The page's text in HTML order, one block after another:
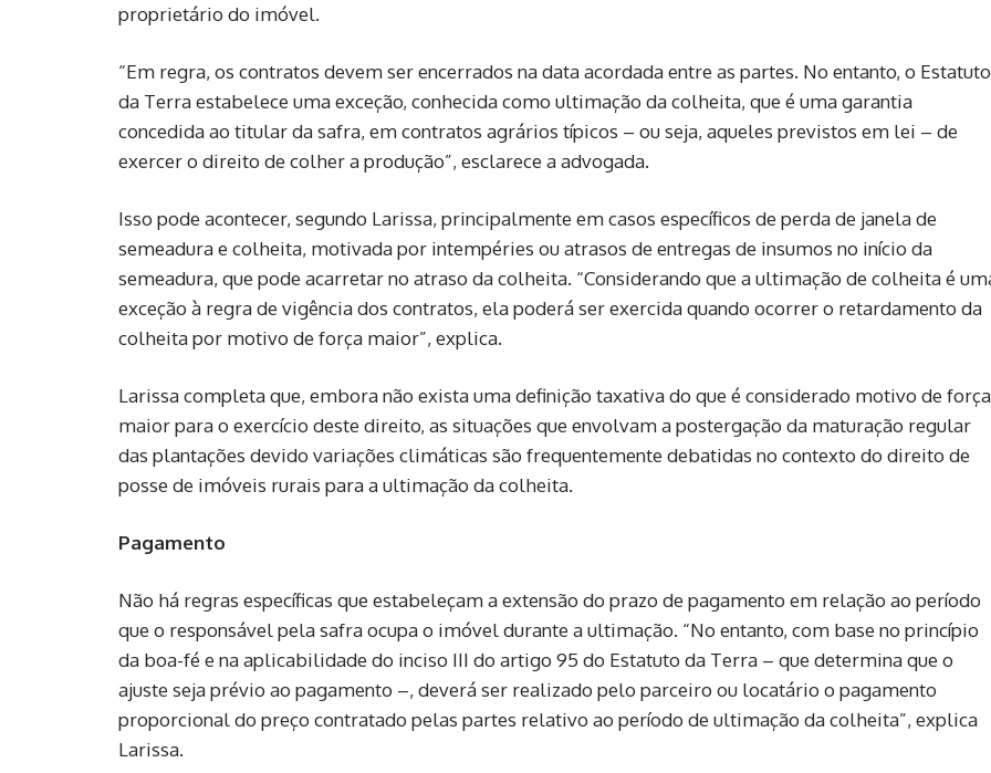
proprietário do imóvel.
“Em regra, os contratos devem ser encerrados na data acordada entre as partes. No entanto, o Estatuto
da Terra estabelece uma exceção, conhecida como ultimação da colheita, que é uma garantia
concedida ao titular da safra, em contratos agrários típicos – ou seja, aqueles previstos em lei – de
exercer o direito de colher a produção”, esclarece a advogada.
Isso pode acontecer, segundo Larissa, principalmente em casos específicos de perda de janela de
semeadura e colheita, motivada por intempéries ou atrasos de entregas de insumos no início da
semeadura, que pode acarretar no atraso da colheita. “Considerando que a ultimação de colheita é
exceção à regra de vigência dos contratos, ela poderá ser exercida quando ocorrer o retardamento da
colheita por motivo de força maior”, explica.
Larissa completa que, embora não exista uma definição taxativa do que é considerado motivo de força
maior para o exercício deste direito, as situações que envolvam a postergação da maturação regular
das plantações devido variações climáticas são frequentemente debatidas no contexto do direito de
posse de imóveis rurais para a ultimação da colheita.
Pagamento
Não há regras específicas que estabeleçam a extensão do prazo de pagamento em relação ao período
que o responsável pela safra ocupa o imóvel durante a ultimação. “No entanto, com base no princípio
da boa-fé e na aplicabilidade do inciso III do artigo 95 do Estatuto da Terra – que determina que o
ajuste seja prévio ao pagamento –, deverá ser realizado pelo parceiro ou locatário o pagamento
proporcional do preço contratado pelas partes relativo ao período de ultimação da colheita”, explica
Larissa.